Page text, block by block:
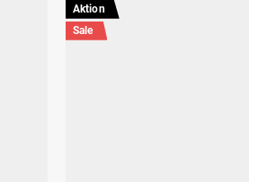
Aktion
Sale